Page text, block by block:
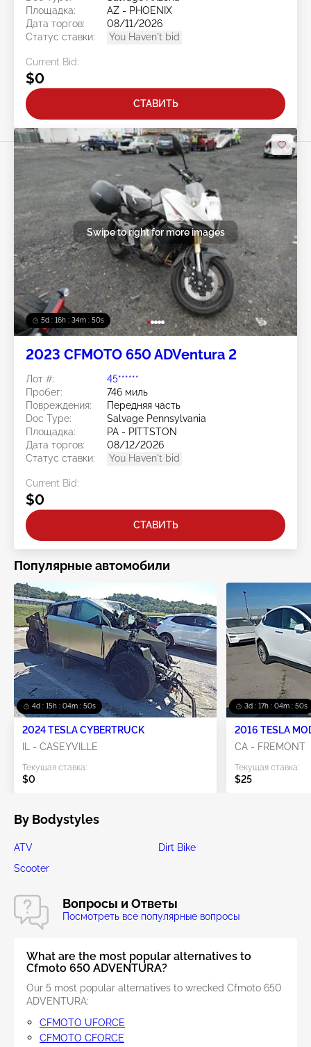
Площадка:
AZ - PHOENIX
Дата торгов:
08/11/2026
Статус ставки:
You Haven't bid
Current Bid:
$0
СТАВИТЬ
5d : 16h : 34m : 50s
Swipe to right for more images
2023 CFMOTO 650 ADVentura 2
Лот #:
45******
Пробег:
746 миль
Повреждения:
Передняя часть
Doc Type:
Salvage Pennsylvania
Площадка:
PA - PITTSTON
Дата торгов:
08/12/2026
Статус ставки:
You Haven't bid
Current Bid:
$0
СТАВИТЬ
Популярные автомобили
4d : 15h : 04m : 50s
2024 TESLA CYBERTRUCK
IL - CASEYVILLE
Текущая ставка:
$0
3d : 17h : 04m : 50s
2016 TESLA
CA - FREMONT
Текущая ставка:
$25
By Bodystyles
ATV
Dirt Bike
Scooter
Вопросы и Ответы
Посмотреть все популярные вопросы
What are the most popular alternatives to
Cfmoto 650 ADVENTURA?
Our 5 most popular alternatives to wrecked Cfmoto 650
ADVENTURA:
CFMOTO UFORCE
CFMOTO CFORCE